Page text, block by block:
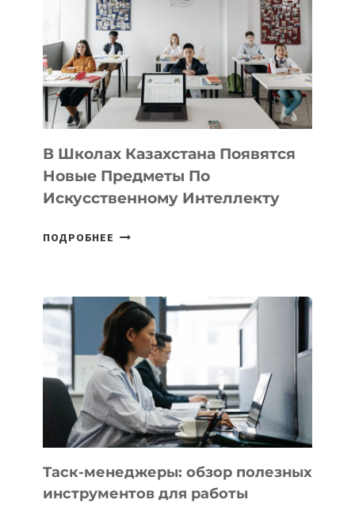
VELOCITY
BY
MOST
—
МЕЖДУНАРОДНУЮ
ПРОГРАММУ
ДЛЯ
ТЕХНОЛОГИЧЕСКИХ
В Школах Казахстана Появятся
Новые Предметы По
Искусственному Интеллекту
ПОДРОБНЕЕ
НОВЫЕ
ПРЕДМЕТЫ
ПО
ИСКУССТВЕННОМУ
ИНТЕЛЛЕКТУ
Таск-менеджеры: обзор полезных
инструментов для работы